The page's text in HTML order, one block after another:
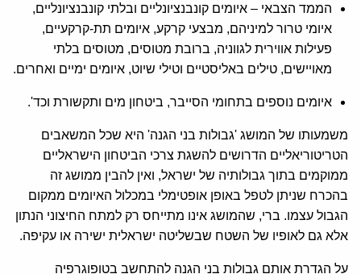
הממד הצבאי – איומים קונבנציונליים ובלתי קונבנציונליים,
איומי טרור למיניהם, מבצעי קרקע, איומים תת-קרקעיים,
פעילות אווירית לגווניה, ברובת מטוסים, מטוסים בלתי
מאויישים, טילים באליסטיים וטילי שיוט, איומים ימיים ואחרים.
איומים נוספים בתחומי הסייבר, ביטחון מים ותקשורת וכד'.
משמעותו של המושג 'גבולות בני הגנה' היא שכל המשאבים
הטריטוריאליים הדרושים להשגת צרכי הביטחון הישראליים
ממוקמים בתוך גבולותיה של ישראל, ואין להבין ממושג זה
בהכרח שניתן לטפל באופן אופטימלי במכלול האיומים ממקום
הגבול עצמו. ברי, שהמושג אינו מתייחס רק למתח החיצוני הנתון
אלא גם לאופיו של השטח שבשליטה ישראלית ישירה או עקיפה.
על הגדרת אותם גבולות בני הגנה להתחשב בטופוגרפיה